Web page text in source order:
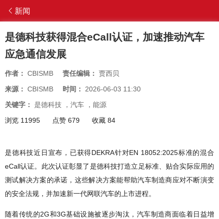
新闻
是德科技获得混合eCall认证，加速推动汽车
应急通信发展
作者： CBISMB 责任编辑： 贾西贝
来源： CBISMB 时间： 2026-06-03 11:30
关键字： 是德科技 ， 汽车 ， 能源
浏览 11995
点赞 679 收藏 84
是德科技近日宣布，已获得DEKRA针对EN 18052:2025标准的混合
eCall认证。此次认证彰显了是德科技打造立足标准、贴合实际应用的
测试解决方案的承诺，这些解决方案能帮助汽车制造商应对不断演变
的安全法规，并加速新一代网联汽车的上市进程。
随着传统的2G和3G基础设施被逐步淘汰，汽车制造商面临着日益增